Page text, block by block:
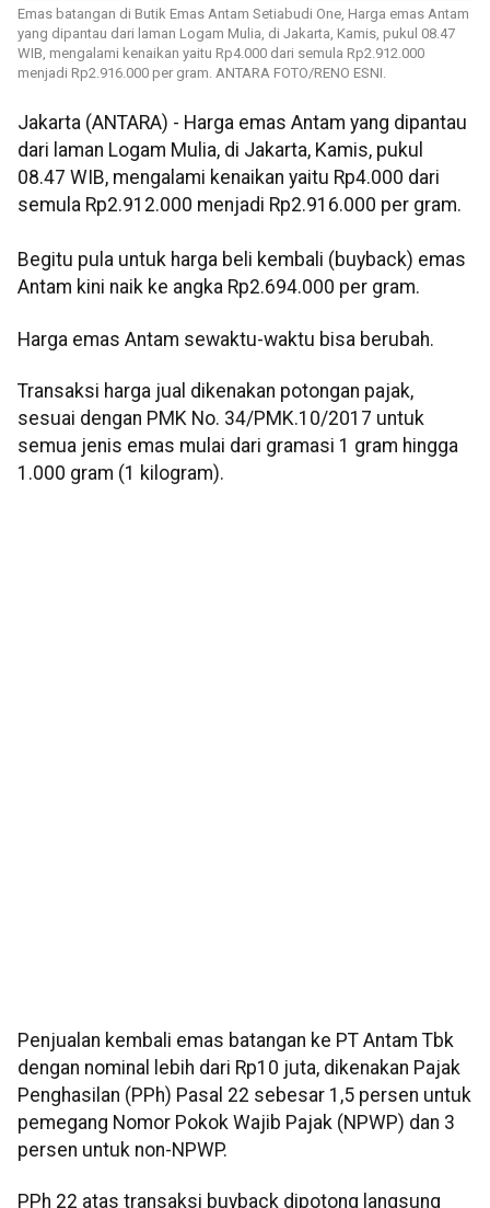
Emas batangan di Butik Emas Antam Setiabudi One, Harga emas Antam
yang dipantau dari laman Logam Mulia, di Jakarta, Kamis, pukul 08.47
WIB, mengalami kenaikan yaitu Rp4.000 dari semula Rp2.912.000
menjadi Rp2.916.000 per gram.‎ ANTARA FOTO/RENO ESNI.
Jakarta (ANTARA) - Harga emas Antam yang dipantau
dari laman Logam Mulia, di Jakarta, Kamis, pukul
08.47 WIB, mengalami kenaikan yaitu Rp4.000 dari
semula Rp2.912.000 menjadi Rp2.916.000 per gram.‎
Begitu pula untuk harga beli kembali (buyback) emas
Antam kini naik ke angka Rp2.694.000 per gram.
Harga emas Antam sewaktu-waktu bisa berubah.
Transaksi harga jual dikenakan potongan pajak,
sesuai dengan PMK No. 34/PMK.10/2017 untuk
semua jenis emas mulai dari gramasi 1 gram hingga
1.000 gram (1 kilogram).
Penjualan kembali emas batangan ke PT Antam Tbk
dengan nominal lebih dari Rp10 juta, dikenakan Pajak
Penghasilan (PPh) Pasal 22 sebesar 1,5 persen untuk
pemegang Nomor Pokok Wajib Pajak (NPWP) dan 3
persen untuk non-NPWP.
PPh 22 atas transaksi buyback dipotong langsung